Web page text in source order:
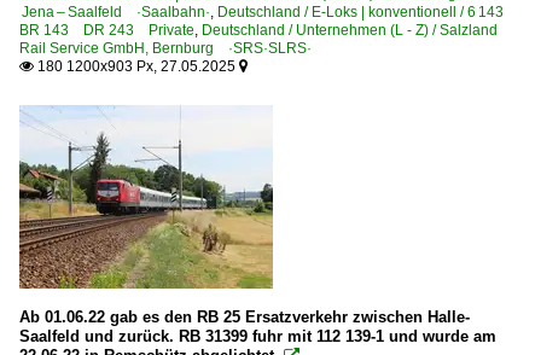
ELL - European Locomotive Leasing, Wien ·ELOC·
Österreichische Bundesbahnen ·ÖBB·
Salzburger Eisenbahn Transport Logistik GmbH ·SETG·
Polen
HGV-Triebzüge
ED250 2 370 ·Pendolino·
Schweiz
Jena – Saalfeld ·Saalbahn·, Deutschland / E-Loks | konventionell / 6 143
BR 143 DR 243 Private, Deutschland / Unternehmen (L - Z) / Salzland
Rail Service GmbH, Bernburg ·SRS·SLRS·
 180 1200x903 Px, 27.05.2025 
Ab 01.06.22 gab es den RB 25 Ersatzverkehr zwischen Halle-
Saalfeld und zurück. RB 31399 fuhr mit 112 139-1 und wurde am